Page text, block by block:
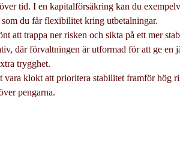
tid. I en kapitalförsäkring kan du
du får flexibilitet kring utbetalningar.
att trappa ner risken och sikta på ett mer
där förvaltningen är utformad för att ge en
trygghet.
vara klokt att prioritera stabilitet framför hög
pengarna.